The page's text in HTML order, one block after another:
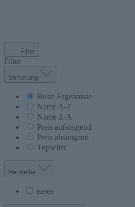
Filter
Filter
Sortierung
Beste Ergebnisse
Name A-Z
Name Z-A
Preis aufsteigend
Preis absteigend
Topseller
Hersteller
easee